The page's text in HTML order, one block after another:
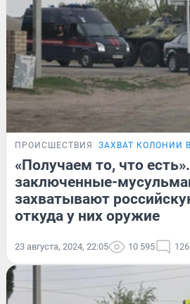
ПРОИСШЕСТВИЯ ЗАХВАТ КОЛОНИИ
«Получаем то, что
заключенные-
захватывают
откуда у них оружие
23 августа, 2024, 22:05 10 595 126